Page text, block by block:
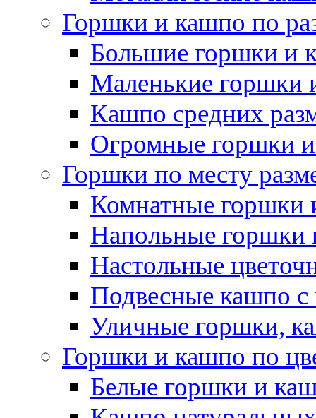
Горшки и кашпо по
Большие горшки и
Маленькие горшки
Кашпо средних
Огромные горшки
Горшки по месту
Комнатные горшки
Напольные горшки
Настольные
Подвесные кашпо с
Уличные горшки,
Горшки и кашпо по
Белые горшки и